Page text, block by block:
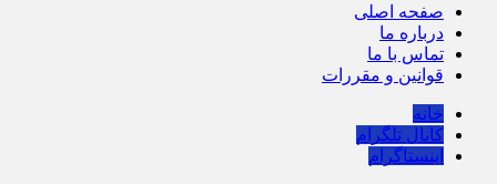
صفحه اصلی
درباره ما
تماس با ما
قوانین و مقررات
خانه
کانال تلگرام
اینستاگرام